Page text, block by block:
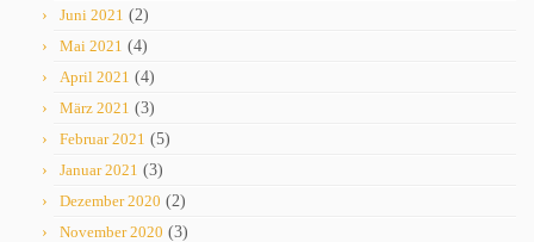
Juni 2021 (2)
Mai 2021 (4)
April 2021 (4)
März 2021 (3)
Februar 2021 (5)
Januar 2021 (3)
Dezember 2020 (2)
November 2020 (3)